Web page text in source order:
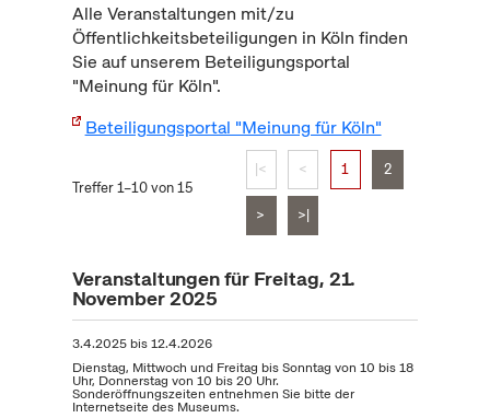
Alle Veranstaltungen mit/zu
Öffentlichkeitsbeteiligungen in Köln finden
Sie auf unserem Beteiligungsportal
"Meinung für Köln".
Beteiligungsportal "Meinung für Köln"
Treffer 1–10 von 15
|< < 1 2
> >|
Veranstaltungen für Freitag, 21.
November 2025
3.4.2025bis12.4.2026
Dienstag, Mittwoch und Freitag bis Sonntag von 10 bis 18
Uhr, Donnerstag von 10 bis 20 Uhr.
Sonderöffnungszeiten entnehmen Sie bitte der
Internetseite des Museums.